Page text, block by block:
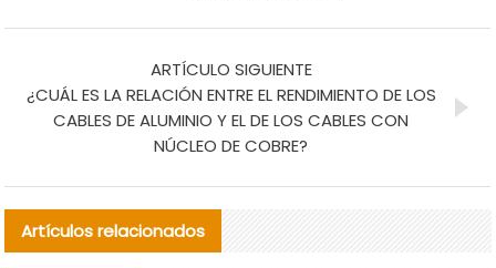
ARTÍCULO SIGUIENTE
¿CUÁL ES LA RELACIÓN ENTRE EL RENDIMIENTO DE LOS
CABLES DE ALUMINIO Y EL DE LOS CABLES CON
NÚCLEO DE COBRE?
Artículos relacionados